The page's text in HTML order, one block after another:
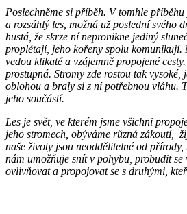
Poslechněme si příběh. V tomhle
a rozsáhlý les, možná už poslední svého
hustá, že skrze ní nepronikne jediný
proplétají, jeho kořeny spolu komunikují.
vedou klikaté a vzájemně propojené
prostupná. Stromy zde rostou tak vysoké,
oblohou a braly si z ní potřebnou vláhu.
jeho součástí.
Les je svět, ve kterém jsme všichni
jeho stromech, obýváme různá zákoutí,
naše životy jsou neoddělitelné od
nám umožňuje snít v pohybu, probudit se
ovlivňovat a propojovat se s druhými,